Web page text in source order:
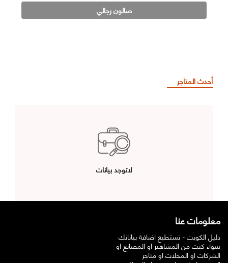
صالون رجالي
أحدث المتاجر
لاتوجد بيانات
معلومات عنا
دليل الكويت - تستطيع اضافة بياناتك
سواء كنت من المشاهير او المصانع او
الشركات او المحلات او متاجر